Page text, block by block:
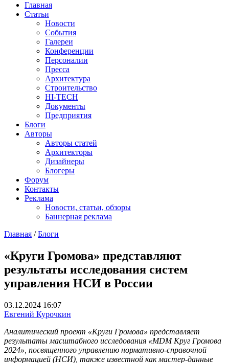
Главная
Статьи
Новости
События
Галереи
Конференции
Персоналии
Пресса
Архитектура
Строительство
HI-TECH
Документы
Предприятия
Блоги
Авторы
Авторы статей
Архитекторы
Дизайнеры
Блогеры
Форум
Контакты
Реклама
Новости, статьи, обзоры
Баннерная реклама
Главная / Блоги
«Круги Громова» представляют
результаты исследования систем
управления НСИ в России
03.12.2024 16:07
Евгений Курочкин
Аналитический проект «Круги Громова» представляет
результаты масштабного исследования «MDM Круг Громова
2024», посвященного управлению нормативно-справочной
информацией (НСИ), также известной как мастер-данные